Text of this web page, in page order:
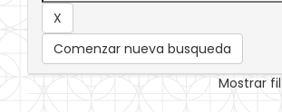
Comenzar nueva busqueda
Mostrar